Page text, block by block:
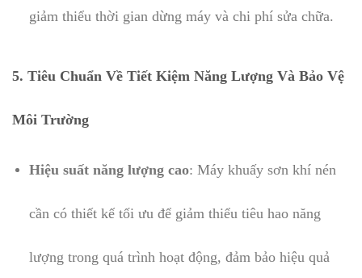
giảm thiểu thời gian dừng máy và chi phí sửa chữa.
5. Tiêu Chuẩn Về Tiết Kiệm Năng Lượng Và Bảo Vệ
Môi Trường
Hiệu suất năng lượng cao: Máy khuấy sơn khí nén
cần có thiết kế tối ưu để giảm thiểu tiêu hao năng
lượng trong quá trình hoạt động, đảm bảo hiệu quả